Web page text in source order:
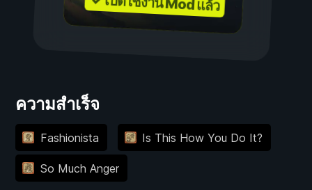
ความสำเร็จ
Fashionista Is This How You Do It?
So Much Anger